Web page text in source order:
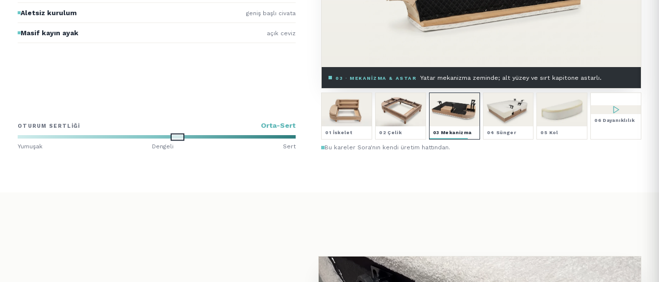
Aletsiz kurulum geniş başlı civata
Masif kayın ayak açık ceviz
OTURUM SERTLIĞI Orta-Sert
Yumuşak Dengeli Sert
04 · SÜNGER — 4 KATMAN 4 katman: çift 30 DNS yüksek elastikiyetli premium HR sünger.
01 İskelet 02 Çelik 03 Mekanizma 04 Sünger 05 Kol
06 Dayanıklılık
Bu kareler Sora'nın kendi üretim hattından.